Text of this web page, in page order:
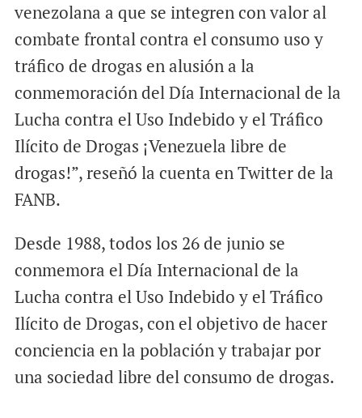
venezolana a que se integren con valor al
combate frontal contra el consumo uso y
tráfico de drogas en alusión a la
conmemoración del Día Internacional de la
Lucha contra el Uso Indebido y el Tráfico
Ilícito de Drogas ¡Venezuela libre de
drogas!”, reseñó la cuenta en Twitter de la
FANB.
Desde 1988, todos los 26 de junio se
conmemora el Día Internacional de la
Lucha contra el Uso Indebido y el Tráfico
Ilícito de Drogas, con el objetivo de hacer
conciencia en la población y trabajar por
una sociedad libre del consumo de drogas.